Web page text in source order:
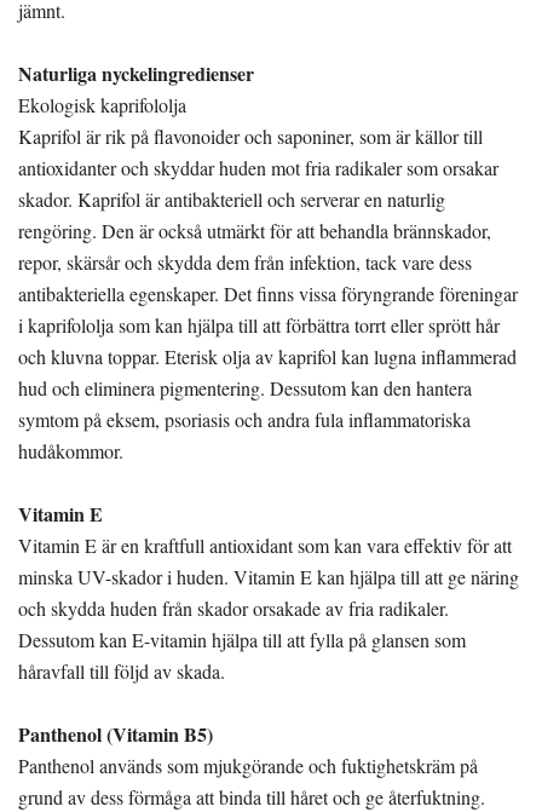
jämnt.
Naturliga nyckelingredienser
Ekologisk kaprifololja
Kaprifol är rik på flavonoider och saponiner, som är källor till
antioxidanter och skyddar huden mot fria radikaler som orsakar
skador. Kaprifol är antibakteriell och serverar en naturlig
rengöring. Den är också utmärkt för att behandla brännskador,
repor, skärsår och skydda dem från infektion, tack vare dess
antibakteriella egenskaper. Det finns vissa föryngrande föreningar
i kaprifololja som kan hjälpa till att förbättra torrt eller sprött hår
och kluvna toppar. Eterisk olja av kaprifol kan lugna inflammerad
hud och eliminera pigmentering. Dessutom kan den hantera
symtom på eksem, psoriasis och andra fula inflammatoriska
hudåkommor.
Vitamin E
Vitamin E är en kraftfull antioxidant som kan vara effektiv för att
minska UV-skador i huden. Vitamin E kan hjälpa till att ge näring
och skydda huden från skador orsakade av fria radikaler.
Dessutom kan E-vitamin hjälpa till att fylla på glansen som
håravfall till följd av skada.
Panthenol (Vitamin B5)
Panthenol används som mjukgörande och fuktighetskräm på
grund av dess förmåga att binda till håret och ge återfuktning.